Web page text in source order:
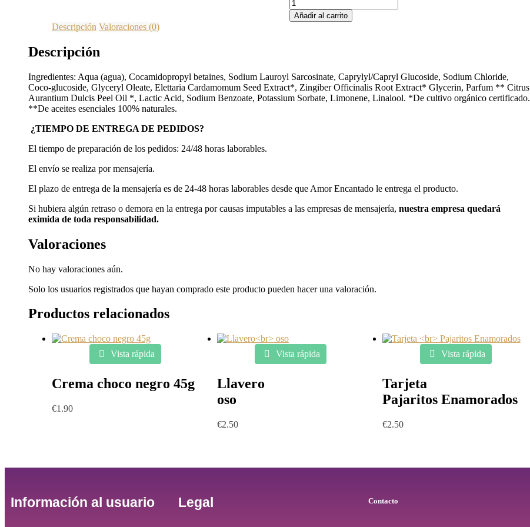
Añadir al carrito
Descripción Valoraciones (0)
Descripción
Ingredientes: Aqua (agua), Cocamidopropyl betaines, Sodium Lauroyl Sarcosinate, Caprylyl/Capryl Glucoside, Sodium Chloride,
Coco-glucoside, Glyceryl Oleate, Elettaria Cardamomum Seed Extract*, Zingiber Officinalis Root Extract* Glycerin, Parfum ** Citrus
Aurantium Dulcis Peel Oil *, Lactic Acid, Sodium Benzoate, Potassium Sorbate, Limonene, Linalool. *De cultivo orgánico certificado.
**De aceites esenciales 100% naturales.
¿TIEMPO DE ENTREGA DE PEDIDOS?
El tiempo de preparación de los pedidos: 24/48 horas laborables.
El envío se realiza por mensajería.
El plazo de entrega de la mensajería es de 24-48 horas laborables desde que Amor Encantado le entrega el producto.
Si hubiera algún retraso o demora en la entrega por causas imputables a las empresas de mensajería, nuestra empresa quedará
eximida de toda responsabilidad.
Valoraciones
No hay valoraciones aún.
Solo los usuarios registrados que hayan comprado este producto pueden hacer una valoración.
Productos relacionados
Vista rápida
Crema choco negro 45g
€1.90
Vista rápida
Llavero
oso
€2.50
Vista rápida
Tarjeta
Pajaritos Enamorados
€2.50
Información al usuario Legal Contacto